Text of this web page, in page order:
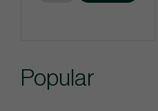
Popular